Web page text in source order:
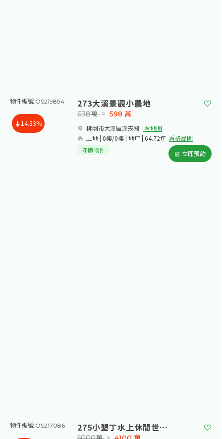
物件編號 OS219894
14.33%
273大溪景觀小農地
桃園市大溪區溪崁段​ 看地圖
土地 | 0樓/0樓 | 地坪 | 64.72坪 看格局圖
698萬 > 598 萬
降價物件 立即預約
物件編號 OS217086 275小墾丁水上休閒世界旁方正土地